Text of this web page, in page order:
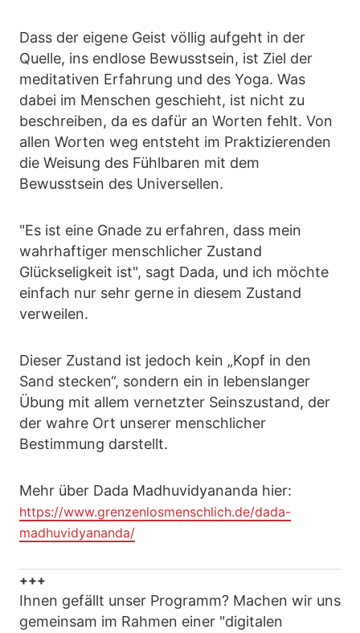
Dass der eigene Geist völlig aufgeht in der
Quelle, ins endlose Bewusstsein, ist Ziel der
meditativen Erfahrung und des Yoga. Was
dabei im Menschen geschieht, ist nicht zu
beschreiben, da es dafür an Worten fehlt. Von
allen Worten weg entsteht im Praktizierenden
die Weisung des Fühlbaren mit dem
Bewusstsein des Universellen.
"Es ist eine Gnade zu erfahren, dass mein
wahrhaftiger menschlicher Zustand
Glückseligkeit ist", sagt Dada, und ich möchte
einfach nur sehr gerne in diesem Zustand
verweilen.
Dieser Zustand ist jedoch kein „Kopf in den
Sand stecken“, sondern ein in lebenslanger
Übung mit allem vernetzter Seinszustand, der
der wahre Ort unserer menschlicher
Bestimmung darstellt.
Mehr über Dada Madhuvidyananda hier:
https://www.grenzenlosmenschlich.de/dada-
madhuvidyananda/
+++
Ihnen gefällt unser Programm? Machen wir uns
gemeinsam im Rahmen einer "digitalen